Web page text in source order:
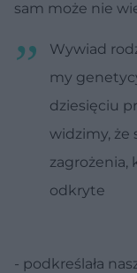
sam może nie
Wywiad
my
dziesięciu
widzimy, że
zagrożenia,
odkryte
- podkreślała